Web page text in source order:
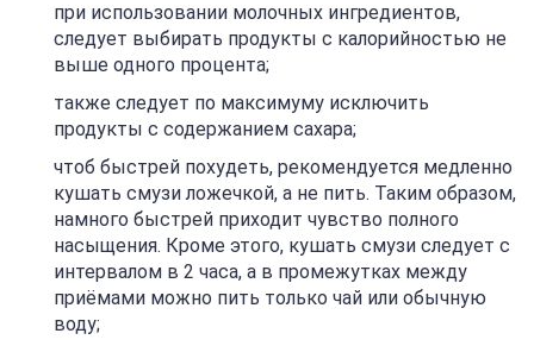
при использовании молочных ингредиентов,
следует выбирать продукты с калорийностью не
выше одного процента;
также следует по максимуму исключить
продукты с содержанием сахара;
чтоб быстрей похудеть, рекомендуется медленно
кушать смузи ложечкой, а не пить. Таким образом,
намного быстрей приходит чувство полного
насыщения. Кроме этого, кушать смузи следует с
интервалом в 2 часа, а в промежутках между
приёмами можно пить только чай или обычную
воду;